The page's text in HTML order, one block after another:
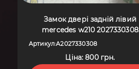
Замок двері задній лівий
mercedes w210 2027330308
Mercedes-Benz E-Class W210
Артикул:A2027330308
Ціна: 800 грн.